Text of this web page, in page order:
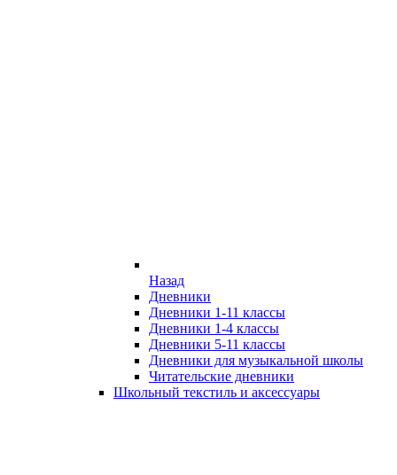
Назад
Дневники
Дневники 1-11 классы
Дневники 1-4 классы
Дневники 5-11 классы
Дневники для музыкальной школы
Читательские дневники
Школьный текстиль и аксессуары